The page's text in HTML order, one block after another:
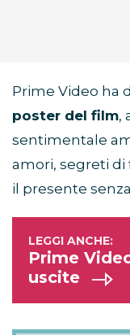
Prime Video ha
poster del film,
sentimentale
amori, segreti di
il presente
Prime
uscite